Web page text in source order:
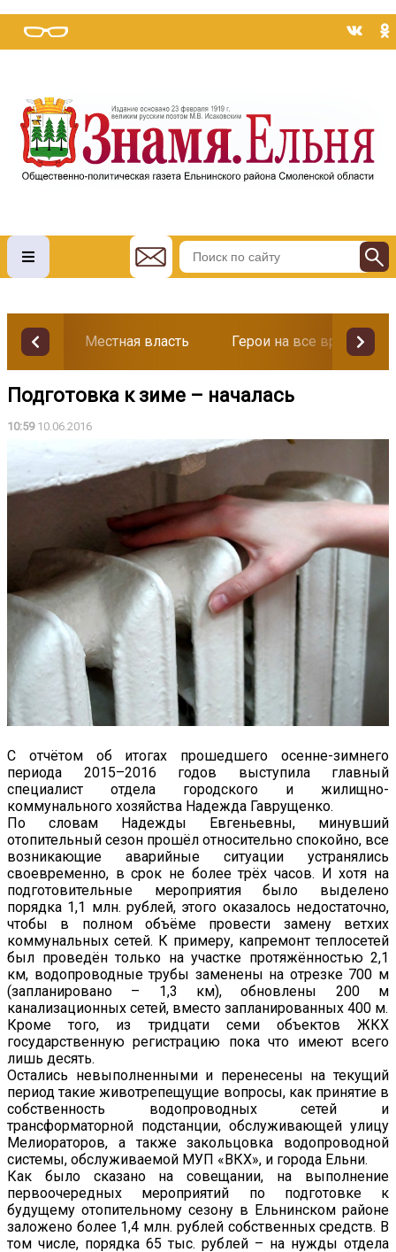
Местная власть Герои на все времена
Подготовка к зиме – началась
10:5910.06.2016
С отчётом об итогах прошедшего осенне-зимнего
периода 2015–2016 годов выступила главный
специалист отдела городского и жилищно-
коммунального хозяйства Надежда Гаврущенко.
По словам Надежды Евгеньевны, минувший
отопительный сезон прошёл относительно спокойно, все
возникающие аварийные ситуации устранялись
своевременно, в срок не более трёх часов. И хотя на
подготовительные мероприятия было выделено
порядка 1,1 млн. рублей, этого оказалось недостаточно,
чтобы в полном объёме провести замену ветхих
коммунальных сетей. К примеру, капремонт теплосетей
был проведён только на участке протяжённостью 2,1
км, водопроводные трубы заменены на отрезке 700 м
(запланировано – 1,3 км), обновлены 200 м
канализационных сетей, вместо запланированных 400 м.
Кроме того, из тридцати семи объектов ЖКХ
государственную регистрацию пока что имеют всего
лишь десять.
Остались невыполненными и перенесены на текущий
период такие животрепещущие вопросы, как принятие в
собственность водопроводных сетей и
трансформаторной подстанции, обслуживающей улицу
Мелиораторов, а также закольцовка водопроводной
системы, обслуживаемой МУП «ВКХ», и города Ельни.
Как было сказано на совещании, на выполнение
первоочередных мероприятий по подготовке к
будущему отопительному сезону в Ельнинском районе
заложено более 1,4 млн. рублей собственных средств. В
том числе, порядка 65 тыс. рублей – на нужды отдела